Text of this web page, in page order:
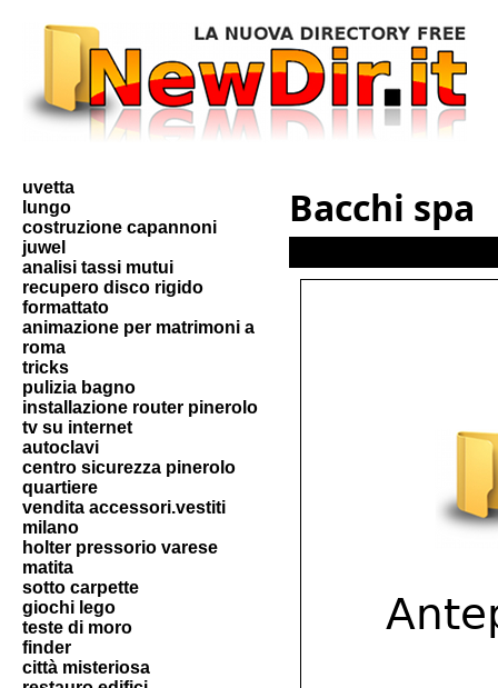
uvetta
lungo
costruzione capannoni
juwel
analisi tassi mutui
recupero disco rigido
formattato
animazione per matrimoni a
roma
tricks
pulizia bagno
installazione router pinerolo
tv su internet
autoclavi
centro sicurezza pinerolo
quartiere
vendita accessori.vestiti
milano
holter pressorio varese
matita
sotto carpette
giochi lego
teste di moro
finder
città misteriosa
Bacchi spa